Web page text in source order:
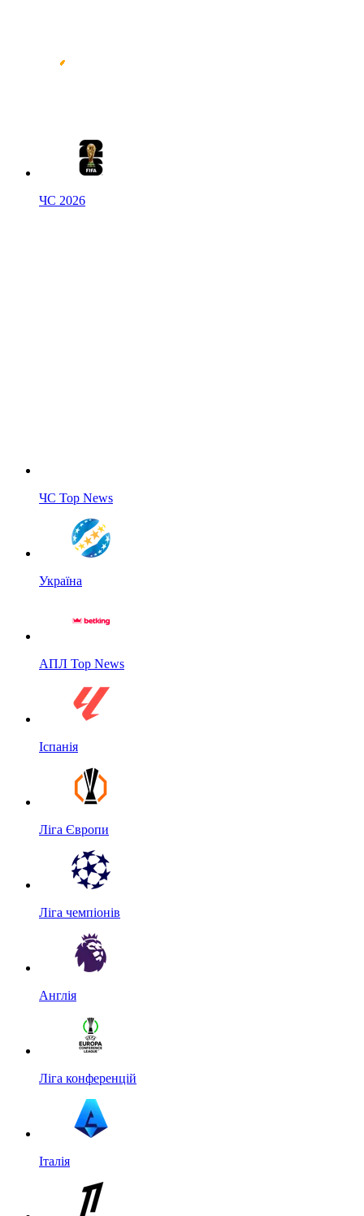
ЧС 2026
ЧС Top News
Україна
АПЛ Top News
Іспанія
Ліга Європи
Ліга чемпіонів
Англія
Ліга конференцій
Італія